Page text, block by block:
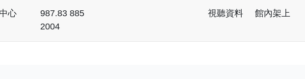
心
987.83 885
2004
視聽資料 館內架上